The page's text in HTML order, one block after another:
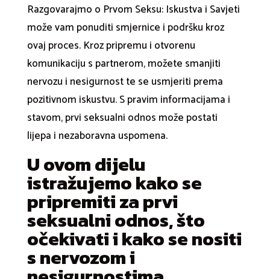
Razgovarajmo o Prvom Seksu: Iskustva i Savjeti
može vam ponuditi smjernice i podršku kroz
ovaj proces. Kroz pripremu i otvorenu
komunikaciju s partnerom, možete smanjiti
nervozu i nesigurnost te se usmjeriti prema
pozitivnom iskustvu. S pravim informacijama i
stavom, prvi seksualni odnos može postati
lijepa i nezaboravna uspomena.
U ovom dijelu
istražujemo kako se
pripremiti za prvi
seksualni odnos, što
očekivati i kako se nositi
s nervozom i